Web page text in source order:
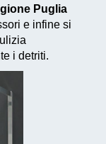
Puglia
e infine si
i detriti.